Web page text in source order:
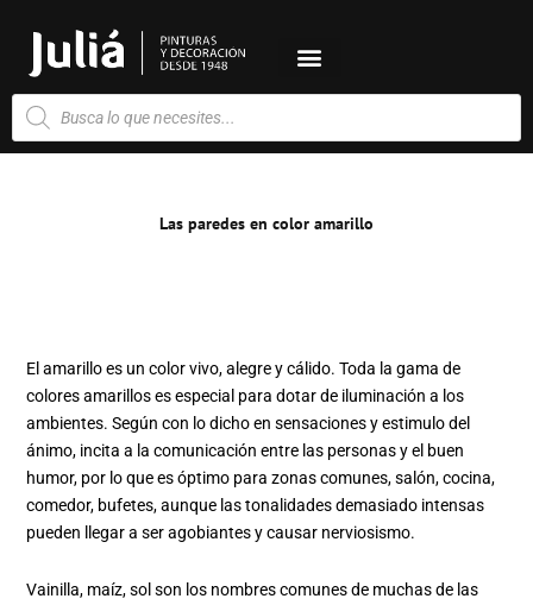
contenido
Búsqueda
de
productos
Las paredes en color amarillo
El amarillo es un color vivo, alegre y cálido. Toda la gama de
colores amarillos es especial para dotar de iluminación a los
ambientes. Según con lo dicho en sensaciones y estimulo del
ánimo, incita a la comunicación entre las personas y el buen
humor, por lo que es óptimo para zonas comunes, salón, cocina,
comedor, bufetes, aunque las tonalidades demasiado intensas
pueden llegar a ser agobiantes y causar nerviosismo.
Vainilla, maíz, sol son los nombres comunes de muchas de las